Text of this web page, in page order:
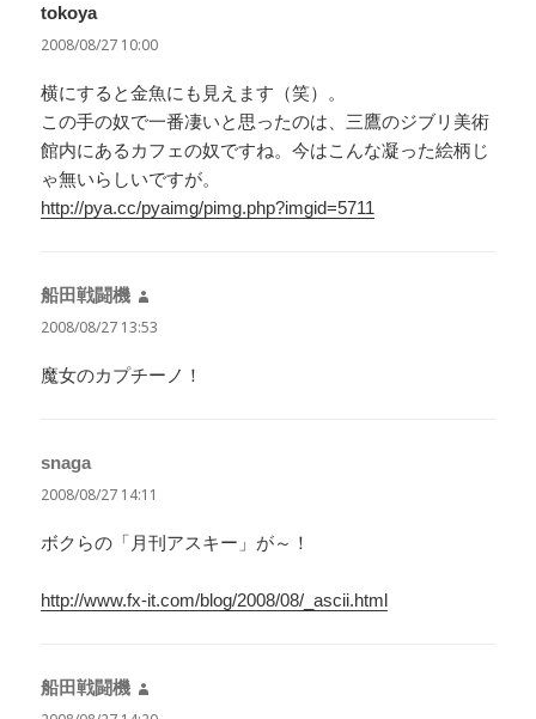
tokoyaよ
り:
2008/08/27 10:00
横にすると金魚にも見えます（笑）。
この手の奴で一番凄いと思ったのは、三鷹のジブリ美術
館内にあるカフェの奴ですね。今はこんな凝った絵柄じ
ゃ無いらしいですが。
http://pya.cc/pyaimg/pimg.php?imgid=5711
船田戦闘機
り:
2008/08/27 13:53
魔女のカプチーノ！
snaga
り:
2008/08/27 14:11
ボクらの「月刊アスキー」が～！
http://www.fx-it.com/blog/2008/08/_ascii.html
船田戦闘機